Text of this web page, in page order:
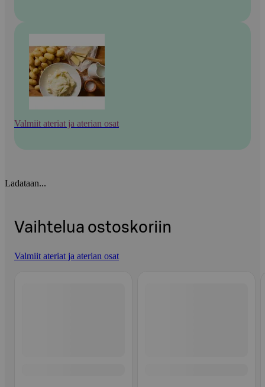
Valmiit ateriat ja aterian osat
Ladataan...
Vaihtelua ostoskoriin
Valmiit ateriat ja aterian osat